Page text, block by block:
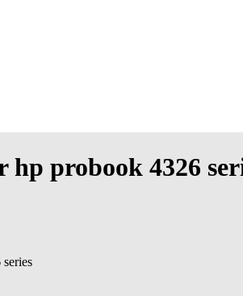
probook 4326